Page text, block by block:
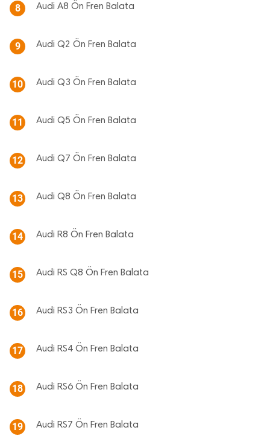
8 Audi A8 Ön Fren Balata
9 Audi Q2 Ön Fren Balata
10 Audi Q3 Ön Fren Balata
11 Audi Q5 Ön Fren Balata
12 Audi Q7 Ön Fren Balata
13 Audi Q8 Ön Fren Balata
14 Audi R8 Ön Fren Balata
15 Audi RS Q8 Ön Fren Balata
16 Audi RS3 Ön Fren Balata
17 Audi RS4 Ön Fren Balata
18 Audi RS6 Ön Fren Balata
19 Audi RS7 Ön Fren Balata